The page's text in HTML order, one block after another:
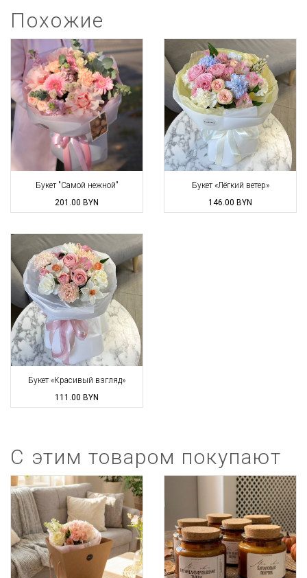
Похожие
Букет "Самой нежной"
201.00 BYN
Букет «Лёгкий ветер»
146.00 BYN
Букет «Красивый взгляд»
111.00 BYN
С этим товаром покупают